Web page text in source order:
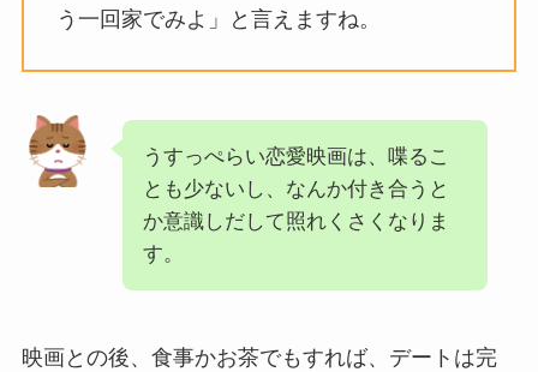
う一回家でみよ」と言えますね。
うすっぺらい恋愛映画は、喋るこ
とも少ないし、なんか付き合うと
か意識しだして照れくさくなりま
す。
映画との後、食事かお茶でもすれば、デートは完